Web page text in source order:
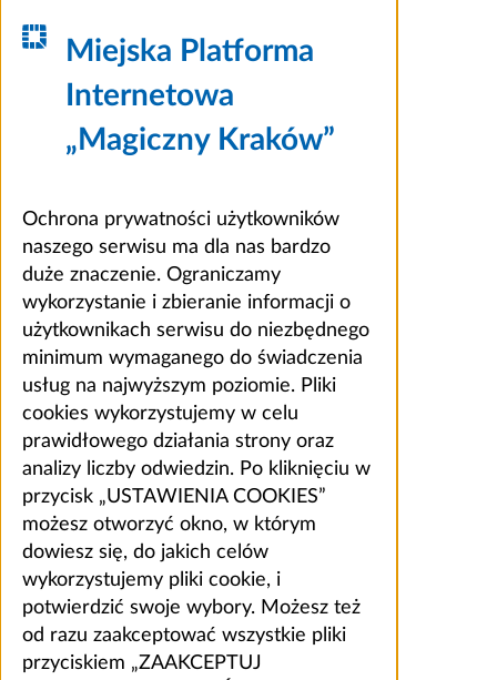
Miejska Platforma
Internetowa
„Magiczny Kraków”
Ochrona prywatności użytkowników
naszego serwisu ma dla nas bardzo
duże znaczenie. Ograniczamy
wykorzystanie i zbieranie informacji o
użytkownikach serwisu do niezbędnego
minimum wymaganego do świadczenia
usług na najwyższym poziomie. Pliki
cookies wykorzystujemy w celu
prawidłowego działania strony oraz
analizy liczby odwiedzin. Po kliknięciu w
przycisk „USTAWIENIA COOKIES”
możesz otworzyć okno, w którym
dowiesz się, do jakich celów
wykorzystujemy pliki cookie, i
potwierdzić swoje wybory. Możesz też
od razu zaakceptować wszystkie pliki
przyciskiem „ZAAKCEPTUJ